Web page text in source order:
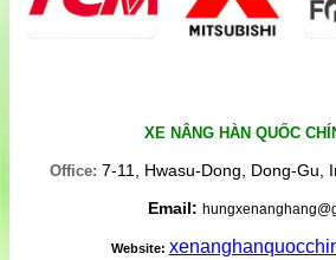
XE NÂNG HÀN QUỐC
Office: 7-11, Hwasu-Dong, Dong-Gu,
Email:
Website: